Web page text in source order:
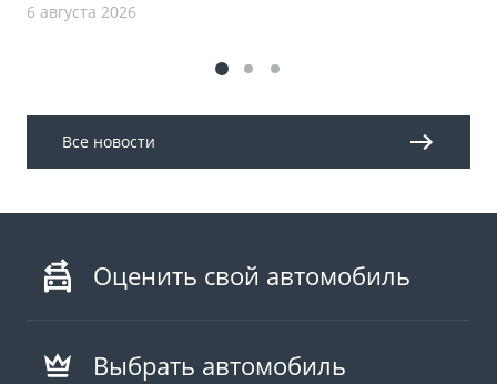
6 августа 2026
Все новости
Оценить свой автомобиль
Выбрать автомобиль